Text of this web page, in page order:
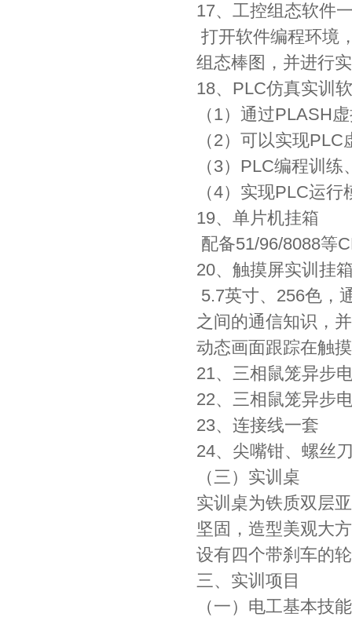
17、工控组态软件
打开软件编程环境
组态棒图，并进行
18、PLC仿真实训
（1）通过PLASH
（2）可以实现
（3）PLC编程训
（4）实现PLC运
19、单片机挂箱
配备51/96/8088等
20、触摸屏实训挂
5.7英寸、256色，
之间的通信知识，
动态画面跟踪在触
21、三相鼠笼异步
22、三相鼠笼异步
23、连接线一套
24、尖嘴钳、螺丝
（三）实训桌
实训桌为铁质双层
坚固，造型美观大
设有四个带刹车的
三、实训项目
（一）电工基本技